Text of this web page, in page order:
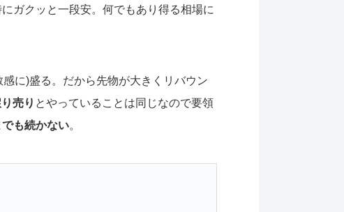
ガクッと一段安。何でもあり得る相場に
に)盛る。だから先物が大きくリバウン
売り とやっていることは同じなので要領
も続かない。